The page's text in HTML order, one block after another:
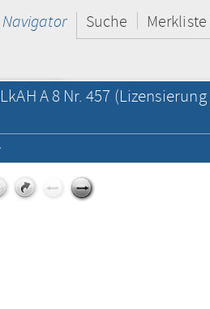
Navigator Suche Merkliste
A 8 Nr. 457